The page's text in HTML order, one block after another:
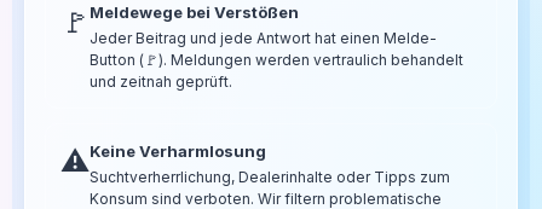
🚩 Meldewege bei Verstößen
Jeder Beitrag und jede Antwort hat einen Melde-
Button (🚩). Meldungen werden vertraulich behandelt
und zeitnah geprüft.
⚠️Keine Verharmlosung
Suchtverherrlichung, Dealerinhalte oder Tipps zum
Konsum sind verboten. Wir filtern problematische